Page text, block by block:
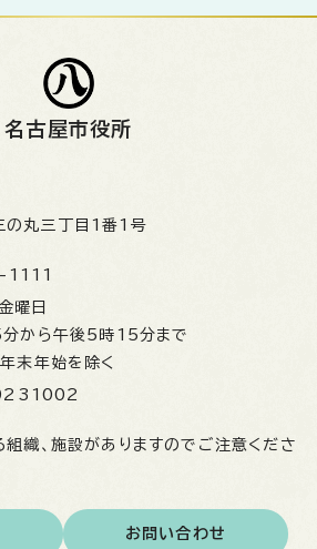
名古屋市役所
の丸三丁目1番1号
曜日
から午後5時15分まで
年末年始を除く
織、施設がありますのでご注意くださ
お問い合わせ